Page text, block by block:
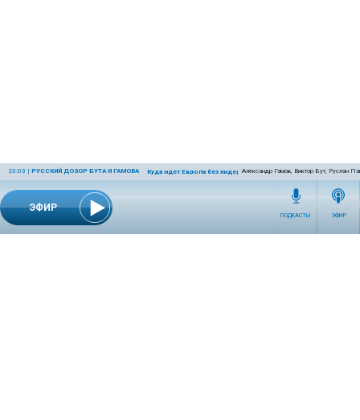
ЭФИР
23:03 | РУССКИЙ ДОЗОР БУТА И ГАМОВА Куда идет Европа без лидеров?Александр Гамов, Виктор Бут, Руслан
ПОДКАСТЫ ЭФИР